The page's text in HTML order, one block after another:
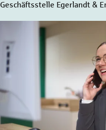
Geschäftsstelle Egerlandt &